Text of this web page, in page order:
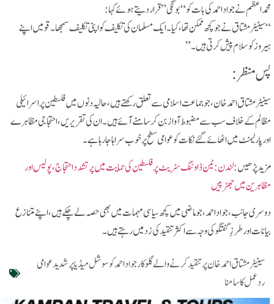
محمد اعظم نے جواد احمد کی بات کو “بونگی” قرار دیتے ہوئے کہا:
“سینیٹر مشتاق نے جو کچھ ممکن تھا، کیا۔ ایک مسلمان کی تکلیف کو اپنی تکلیف سمجھا۔ قومیں اپنے
ہیروز کو سلام پیش کرتی ہیں۔”
پس منظر:
سینیٹر مشتاق احمد خان، جو جماعت اسلامی سے تعلق رکھتے ہیں، حالیہ دنوں میں فلسطین پر اسرائیلی
مظالم کے خلاف سب سے مضبوط آواز بن کر سامنے آئے ہیں۔ ان کی تقریریں، احتجاجی مظاہرے
اور پارلیمنٹ میں اٹھائے گئے نکات کو عوامی سطح پر خوب سراہا جا رہا ہے۔
مزید پڑھیں:لندن: ٹین ڈاوننگ سٹریٹ پر فلسطین کی حمایت میں پرتشدد احتجاج، پولیس اور
مظاہرین میں جھڑپیں
دوسری جانب، جواد احمد، جو ماضی میں کچھ سیاسی مہمات میں بھی حصہ لے چکے ہیں، اپنے متنازع
بیانات اور طرزِ گفتگو کی وجہ سے اکثر تنقید کی زد میں رہتے ہیں۔
سینیٹر مشتاق احمد خان پر تنقید کرنے والے گلوکار جواد احمد کو سوشل میڈیا پر شدید عوامی
ردعمل کا سامنا